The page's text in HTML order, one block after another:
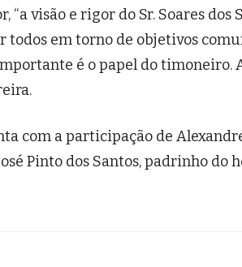
“a visão e rigor do Sr. Soares
em torno de objetivos
é o papel do timoneiro.
com a participação de
Pinto dos Santos, padrinho do